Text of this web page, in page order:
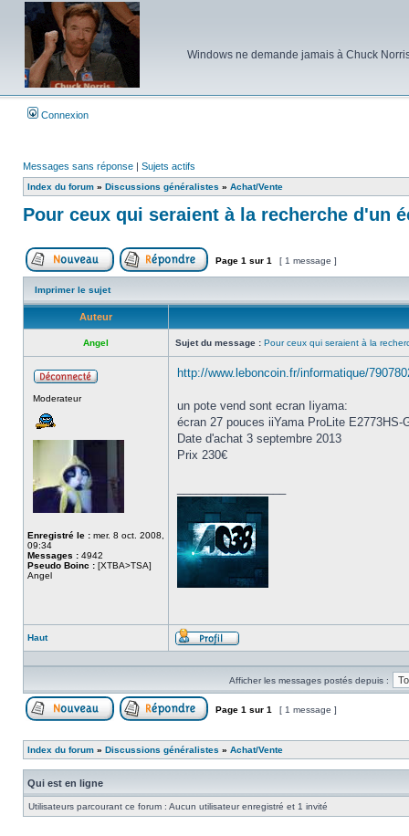
Windows ne demande jamais à Chuck
Connexion
Messages sans réponse | Sujets actifs
Index du forum » Discussions généralistes » Achat/Vente
Pour ceux qui seraient à la recherche d'un
Poster un nouveau sujetRépondre au sujet
Page 1 sur 1 [ 1 message ]
Imprimer le sujet
Auteur
Angel Sujet du message : Pour ceux qui seraient à la
Moderateur
Enregistré le : mer. 8 oct. 2008,
09:34
Messages : 4942
Pseudo Boinc : [XTBA>TSA]
Angel
http://www.leboncoin.fr/informatique/
un pote vend sont ecran Iiyama:
écran 27 pouces iiYama ProLite
Date d'achat 3 septembre 2013
Prix 230€
Haut
Profil
Afficher les messages postés depuis :
Page 1 sur 1 [ 1 message ]
Index du forum » Discussions généralistes » Achat/Vente
Qui est en ligne
Utilisateurs parcourant ce forum : Aucun utilisateur enregistré et 1 invité